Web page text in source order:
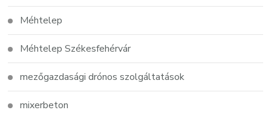
Méhtelep
Méhtelep Székesfehérvár
mezőgazdasági drónos szolgáltatások
mixerbeton